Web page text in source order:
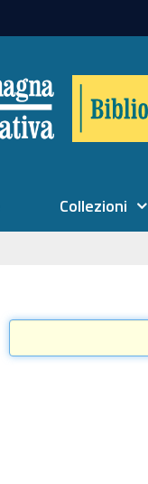
Collezioni